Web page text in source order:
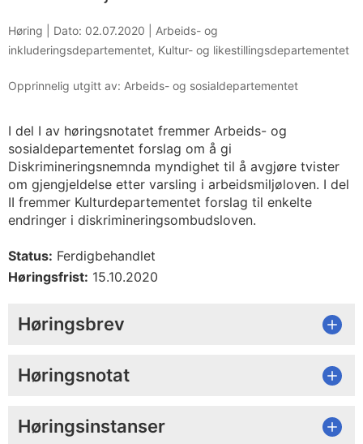
Høring | Dato: 02.07.2020
Arbeids- og
inkluderingsdepartementet, Kultur- og likestillingsdepartementet
Opprinnelig utgitt av: Arbeids- og sosialdepartementet
I del I av høringsnotatet fremmer Arbeids- og
sosialdepartementet forslag om å gi
Diskrimineringsnemnda myndighet til å avgjøre tvister
om gjengjeldelse etter varsling i arbeidsmiljøloven. I del
II fremmer Kulturdepartementet forslag til enkelte
endringer i diskrimineringsombudsloven.
Status: Ferdigbehandlet
Høringsfrist: 15.10.2020
Høringsbrev
Høringsnotat
Høringsinstanser